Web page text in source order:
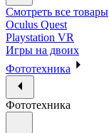
Смотреть все товары
Oculus Quest
Playstation VR
Игры на двоих
Фототехника
Фототехника